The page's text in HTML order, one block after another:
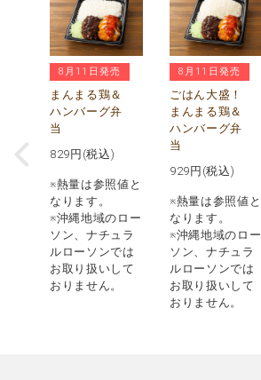
8月11日発売
まんまる鶏＆
ハンバーグ弁
当
829 円(税込)
※熱量は参照値と
なります。
※沖縄地域のロー
ソン、ナチュラ
ルローソンでは
お取り扱いして
おりません。
8月11日発売
ごはん大盛！
まんまる鶏＆
ハンバーグ弁
当
929 円(税込)
※熱量は参照値と
なります。
※沖縄地域のロー
ソン、ナチュラ
ルローソンでは
お取り扱いして
おりません。